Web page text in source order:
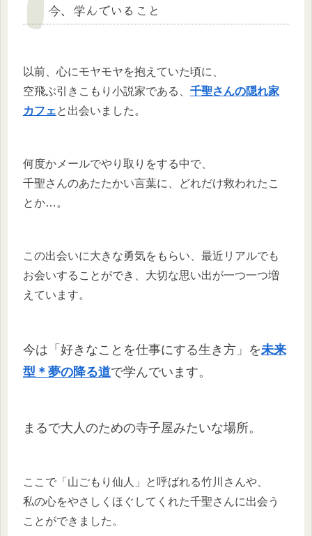
今、学んでいること
以前、心にモヤモヤを抱えていた頃に、
空飛ぶ引きこもり小説家である、 千聖さんの隠れ家
カフェと出会いました。
何度かメールでやり取りをする中で、
千聖さんのあたたかい言葉に、どれだけ救われたこ
とか…。
この出会いに大きな勇気をもらい、最近リアルでも
お会いすることができ、大切な思い出が一つ一つ増
えています。
今は「好きなことを仕事にする生き方」を未来
型＊夢の降る道で学んでいます。
まるで大人のための寺子屋みたいな場所。
ここで「山ごもり仙人」と呼ばれる竹川さんや、
私の心をやさしくほぐしてくれた千聖さんに出会う
ことができました。